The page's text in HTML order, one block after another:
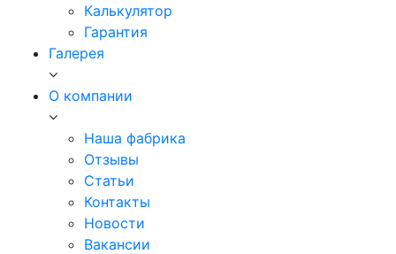
Калькулятор
Гарантия
Галерея
О компании
Наша фабрика
Отзывы
Статьи
Контакты
Новости
Вакансии